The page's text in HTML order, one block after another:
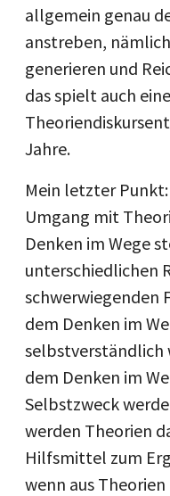
allgemein genau
anstreben,
generieren und
das spielt auch
Jahre.
Mein letzter
Umgang mit
Denken im Wege
unterschiedlichen
schwerwiegenden
dem Denken im
selbstverständlich
dem Denken im
Selbstzweck
werden Theorien
Hilfsmittel zum
wenn aus